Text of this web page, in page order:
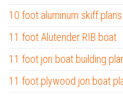
10 foot aluminum skiff plans
11 foot Alutender RIB boat
11 foot jon boat building
11 foot plywood jon boat